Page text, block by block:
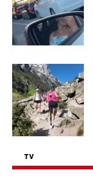
TV